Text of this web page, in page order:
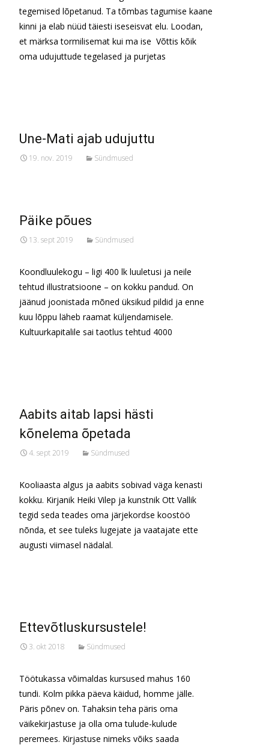
tegemised lõpetanud. Ta tõmbas tagumise kaane
kinni ja elab nüüd täiesti iseseisvat elu. Loodan,
et märksa tormilisemat kui ma ise Võttis kõik
oma udujuttude tegelased ja purjetas
Une-Mati ajab udujuttu
19. nov. 2019 Sündmused
Päike põues
13. sept 2019 Sündmused
Koondluulekogu – ligi 400 lk luuletusi ja neile
tehtud illustratsioone – on kokku pandud. On
jäänud joonistada mõned üksikud pildid ja enne
kuu lõppu läheb raamat küljendamisele.
Kultuurkapitalile sai taotlus tehtud 4000
Aabits aitab lapsi hästi
kõnelema õpetada
4. sept 2019 Sündmused
Kooliaasta algus ja aabits sobivad väga kenasti
kokku. Kirjanik Heiki Vilep ja kunstnik Ott Vallik
tegid seda teades oma järjekordse koostöö
nõnda, et see tuleks lugejate ja vaatajate ette
augusti viimasel nädalal.
Ettevõtluskursustele!
3. okt 2018 Sündmused
Töötukassa võimaldas kursused mahus 160
tundi. Kolm pikka päeva käidud, homme jälle.
Päris põnev on. Tahaksin teha päris oma
väikekirjastuse ja olla oma tulude-kulude
peremees. Kirjastuse nimeks võiks saada